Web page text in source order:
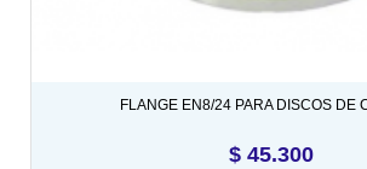
FLANGE EN8/24 PARA DISCOS DE
$ 45.300